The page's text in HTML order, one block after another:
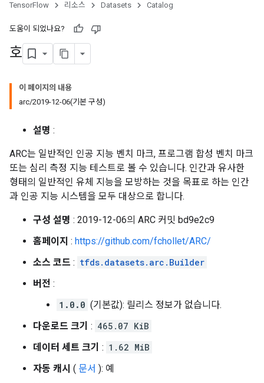
TensorFlow 리소스 Datasets Catalog
도움이 되었나요?
호
이 페이지의 내용
arc/2019-12-06(기본 구성)
설명 :
ARC는 일반적인 인공 지능 벤치 마크, 프로그램 합성 벤치 마크
또는 심리 측정 지능 테스트로 볼 수 있습니다. 인간과 유사한
형태의 일반적인 유체 지능을 모방하는 것을 목표로 하는 인간
과 인공 지능 시스템을 모두 대상으로 합니다.
구성 설명 : 2019-12-06의 ARC 커밋 bd9e2c9
홈페이지 : https://github.com/fchollet/ARC/
소스 코드 : tfds.datasets.arc.Builder
버전 :
1.0.0 (기본값): 릴리스 정보가 없습니다.
다운로드 크기 : 465.07 KiB
데이터 세트 크기 : 1.62 MiB
자동 캐시 ( 문서 ): 예